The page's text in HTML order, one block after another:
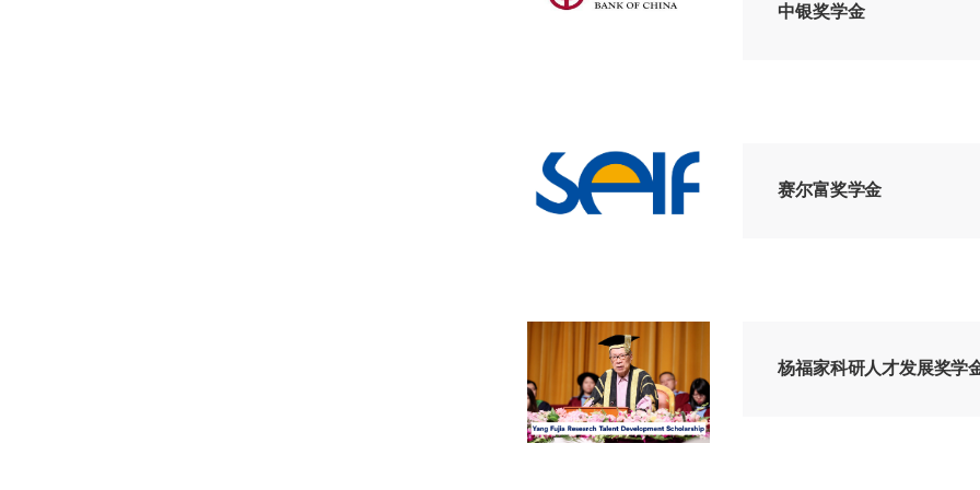
中银奖学金
赛尔富奖学金
杨福家科研人才发展奖学